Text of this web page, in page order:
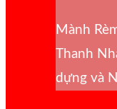
Mành
Thanh
dựng và